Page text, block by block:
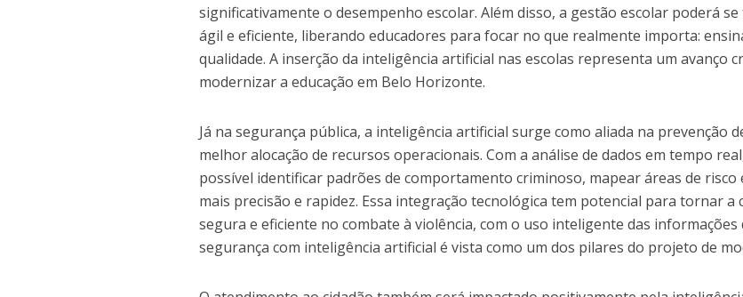
significativamente o desempenho escolar. Além disso, a gestão escolar poderá
ágil e eficiente, liberando educadores para focar no que realmente importa:
qualidade. A inserção da inteligência artificial nas escolas representa um avanço
modernizar a educação em Belo Horizonte.
Já na segurança pública, a inteligência artificial surge como aliada na prevenção
melhor alocação de recursos operacionais. Com a análise de dados em tempo
possível identificar padrões de comportamento criminoso, mapear áreas de risco
mais precisão e rapidez. Essa integração tecnológica tem potencial para tornar a
segura e eficiente no combate à violência, com o uso inteligente das informações
segurança com inteligência artificial é vista como um dos pilares do projeto de